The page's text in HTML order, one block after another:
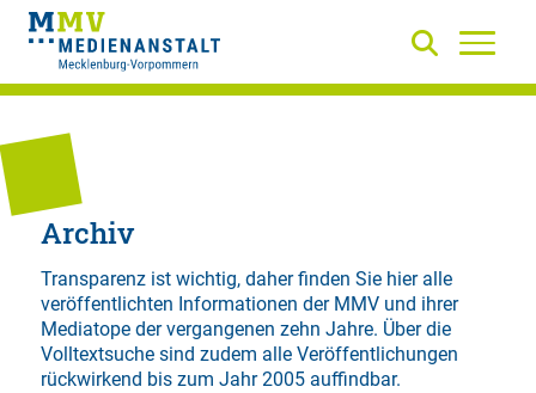
Archiv
Transparenz ist wichtig, daher finden Sie hier alle
veröffentlichten Informationen der MMV und ihrer
Mediatope der vergangenen zehn Jahre. Über die
Volltextsuchesind zudem alle Veröffentlichungen
rückwirkend bis zum Jahr 2005 auffindbar.